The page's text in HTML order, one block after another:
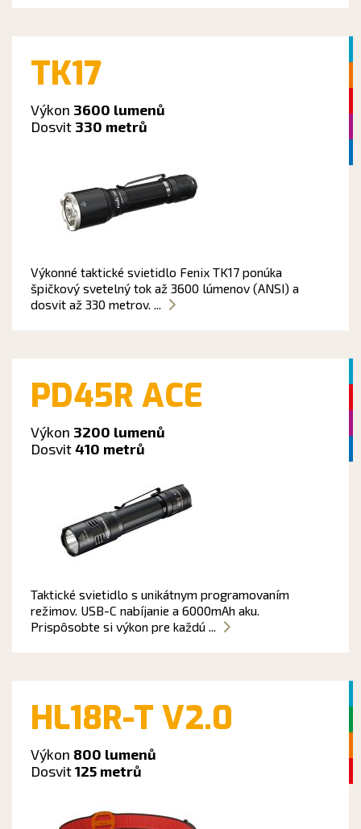
TK17
Výkon 3600 lumenů
Dosvit 330 metrů
Výkonné taktické svietidlo Fenix TK17 ponúka
špičkový svetelný tok až 3600 lúmenov (ANSI) a
dosvit až 330 metrov. ...
PD45R ACE
Výkon 3200 lumenů
Dosvit410 metrů
Taktické svietidlo s unikátnym programovaním
režimov. USB-C nabíjanie a 6000mAh aku.
Prispôsobte si výkon pre každú ...
HL18R-T V2.0
Výkon 800 lumenů
Dosvit125 metrů